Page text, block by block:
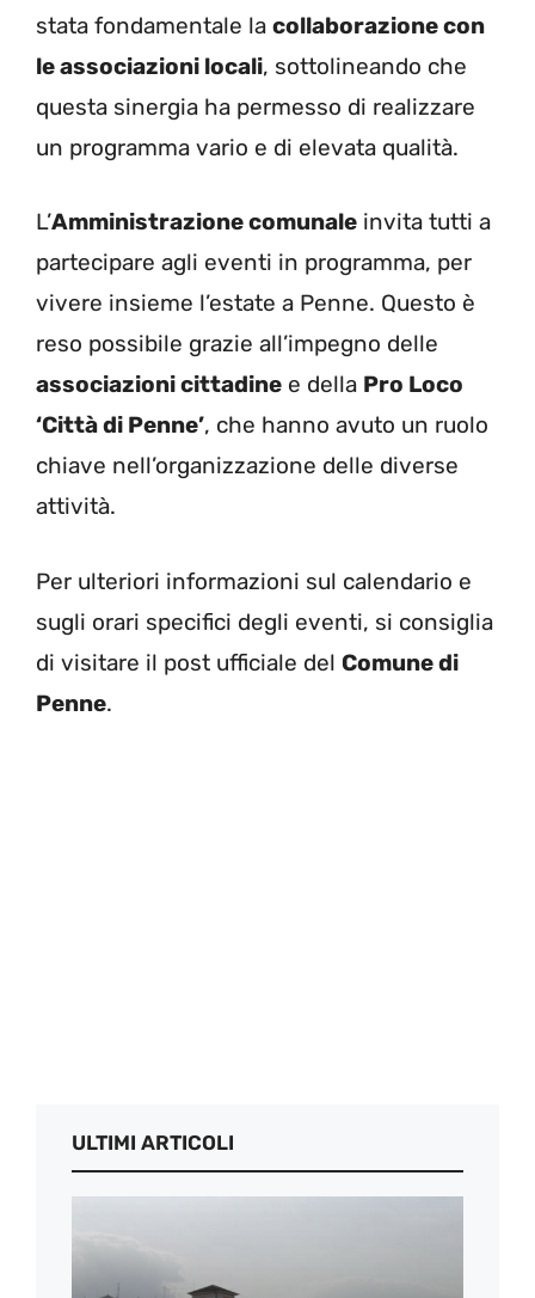
stata fondamentale la collaborazione con
le associazioni locali, sottolineando che
questa sinergia ha permesso di realizzare
un programma vario e di elevata qualità.
L’Amministrazione comunale invita tutti a
partecipare agli eventi in programma, per
vivere insieme l’estate a Penne. Questo è
reso possibile grazie all’impegno delle
associazioni cittadine e della Pro Loco
‘Città di Penne’, che hanno avuto un ruolo
chiave nell’organizzazione delle diverse
attività.
Per ulteriori informazioni sul calendario e
sugli orari specifici degli eventi, si consiglia
di visitare il post ufficiale del Comune di
Penne.
ULTIMI ARTICOLI